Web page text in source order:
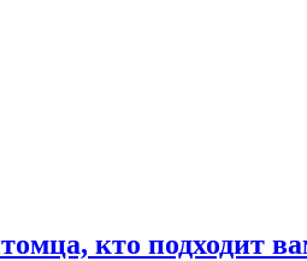
кто подходит